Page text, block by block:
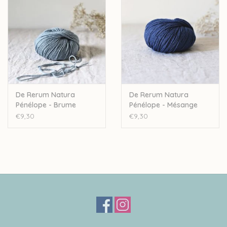
De Rerum Natura
Pénélope - Brume
€9,30
De Rerum Natura
Pénélope - Mésange
€9,30